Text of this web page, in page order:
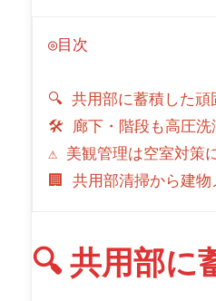
◎目次
🔍 共用部に蓄積した頑
🛠 廊下・階段も高圧洗
⚠ 美観管理は空室対策
🏢 共用部清掃から建
🔍 共用部に